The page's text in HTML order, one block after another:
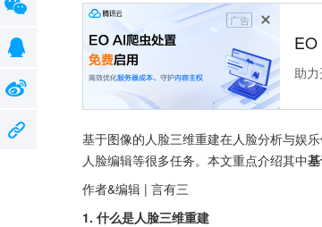
广告
助
基于图像的人脸三维重建在人脸分析与娱
人脸编辑等很多任务。本文重点介绍其中
作者&编辑 | 言有三
1. 什么是人脸三维重建